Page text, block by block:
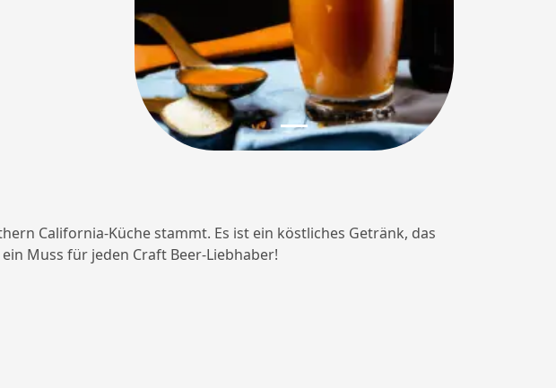
California-Küche stammt. Es ist ein köstliches Getränk, das
Muss für jeden Craft Beer-Liebhaber!